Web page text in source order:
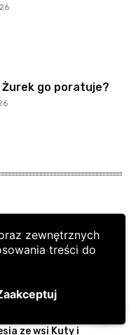
zewnętrznych
treści do